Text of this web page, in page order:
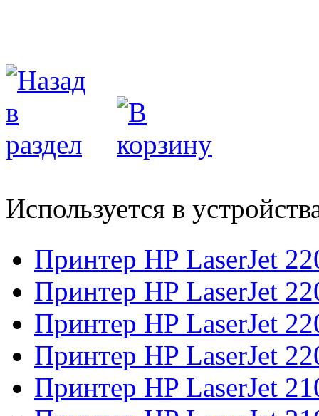
Используется в
Принтер HP LaserJet
Принтер HP LaserJet
Принтер HP LaserJet
Принтер HP LaserJet
Принтер HP LaserJet